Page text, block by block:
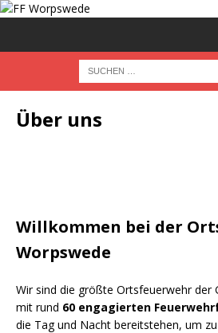
Über uns
Willkommen bei der
Worpswede
Wir sind die größte Ortsfeuerwehr der
mit rund 60 engagierten
die Tag und Nacht bereitstehen, um